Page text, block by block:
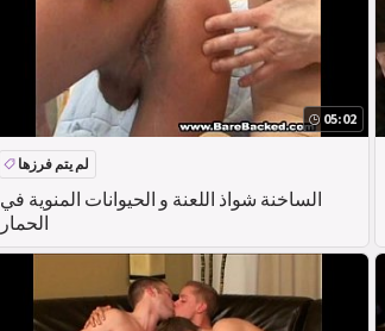
05:02
الساخنة شواذ اللعنة و الحيوانات المنوية في
الحمار
لم يتم فرزها